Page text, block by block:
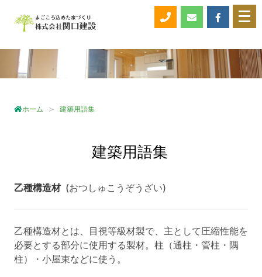
メ
ニ
ー
を
開
ホーム 建築用語集
建築用語集
乙種構造材(おつしゅこうぞうざい)
乙種構造材とは、目視等級材製で、主として圧縮性能を
必要とする部分に使用する製材。柱（通柱・管柱・隅
柱）・小屋束などに使う。